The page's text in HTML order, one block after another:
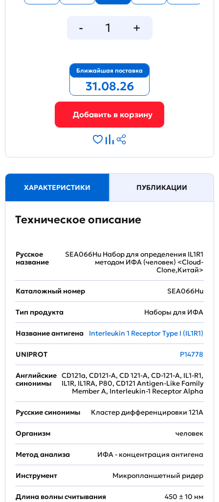
Ближайшая поставка
31.08.26
ХАРАКТЕРИСТИКИ ПУБЛИКАЦИИ
Техническое описание
Русское
название
SEA066Hu Набор для определения IL1R1
методом ИФА (человек) <Cloud-
Clone,Китай>
Каталожный номер SEA066Hu
Тип продукта Наборы для ИФА
Название антигена Interleukin 1 Receptor Type I (IL1R1)
UNIPROT P14778
Английские
синонимы
CD121a, CD121-A, CD 121-A, CD-121-A, IL1-R1,
IL1R, IL1RA, P80, CD121 Antigen-Like Family
Member A, Interleukin-1 Receptor Alpha
Русские синонимы Кластер дифференцировки 121A
Организм человек
Метод анализа ИФА - концентрация антигена
Инструмент Микропланшетный ридер
Длина волны считывания 450 ± 10 нм